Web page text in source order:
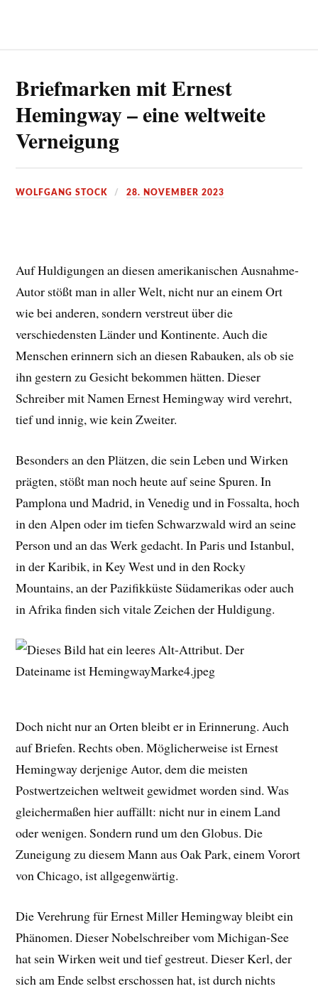
Briefmarken mit Ernest
Hemingway – eine weltweite
Verneigung
WOLFGANG STOCK 28. NOVEMBER 2023
Auf Huldigungen an diesen amerikanischen Ausnahme-
Autor stößt man in aller Welt, nicht nur an einem Ort
wie bei anderen, sondern verstreut über die
verschiedensten Länder und Kontinente. Auch die
Menschen erinnern sich an diesen Rabauken, als ob sie
ihn gestern zu Gesicht bekommen hätten. Dieser
Schreiber mit Namen Ernest Hemingway wird verehrt,
tief und innig, wie kein Zweiter.
Besonders an den Plätzen, die sein Leben und Wirken
prägten, stößt man noch heute auf seine Spuren. In
Pamplona und Madrid, in Venedig und in Fossalta, hoch
in den Alpen oder im tiefen Schwarzwald wird an seine
Person und an das Werk gedacht. In Paris und Istanbul,
in der Karibik, in Key West und in den Rocky
Mountains, an der Pazifikküste Südamerikas oder auch
in Afrika finden sich vitale Zeichen der Huldigung.
Doch nicht nur an Orten bleibt er in Erinnerung. Auch
auf Briefen. Rechts oben. Möglicherweise ist Ernest
Hemingway derjenige Autor, dem die meisten
Postwertzeichen weltweit gewidmet worden sind. Was
gleichermaßen hier auffällt: nicht nur in einem Land
oder wenigen. Sondern rund um den Globus. Die
Zuneigung zu diesem Mann aus Oak Park, einem Vorort
von Chicago, ist allgegenwärtig.
Die Verehrung für Ernest Miller Hemingway bleibt ein
Phänomen. Dieser Nobelschreiber vom Michigan-See
hat sein Wirken weit und tief gestreut. Dieser Kerl, der
sich am Ende selbst erschossen hat, ist durch nichts